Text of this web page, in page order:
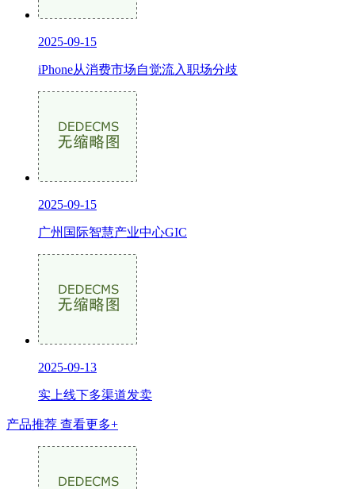
2025-09-15
iPhone从消费市场自觉流入职场分歧
2025-09-15
广州国际智慧产业中心GIC
2025-09-13
实上线下多渠道发卖
产品推荐 查看更多+